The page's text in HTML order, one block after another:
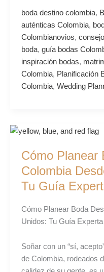
boda destino colombia,
auténticas Colombia,
Colombianovios,
boda, guía bodas
inspiración bodas,
Colombia, Planificación
Colombia, Wedding
Cómo Planear
Colombia
Tu Guía
Cómo Planear Boda
Unidos: Tu Guía
Soñar con un “sí,
de Colombia, rodeados
Cómo
Boda
Destino
Desde